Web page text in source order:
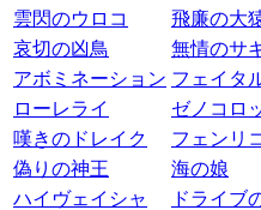
雲閃のウロコ
飛廉の大
哀切の凶鳥
無情のサ
アボミネーション フェイタ
ローレライ
ゼノコロ
嘆きのドレイク
フェンリ
偽りの神王
海の娘
ハイヴェイシャ
ドライブ